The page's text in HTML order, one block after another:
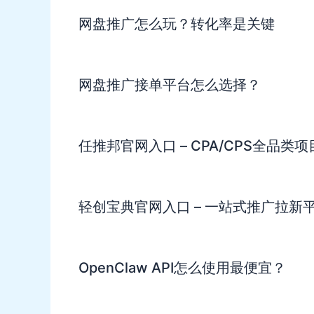
网盘推广怎么玩？转化率是关键
网盘推广接单平台怎么选择？
任推邦官网入口 – CPA/CPS全品类项
轻创宝典官网入口 – 一站式推广拉新
OpenClaw API怎么使用最便宜？